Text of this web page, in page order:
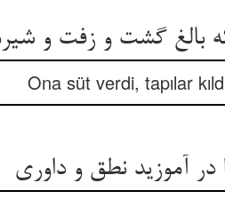
Ona süt verdi, tapılar